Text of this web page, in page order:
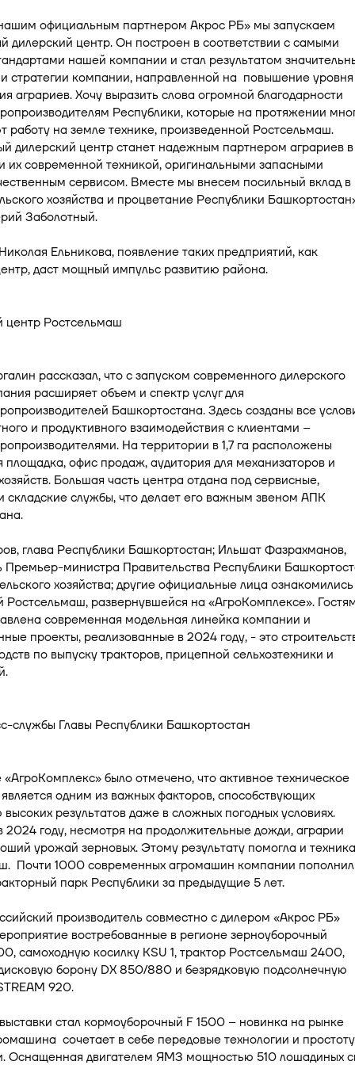
официальным партнером Акрос РБ» мы запускаем
дилерский центр. Он построен в соответствии с самыми
нашей компании и стал результатом
стратегии компании, направленной на повышение уровня
аграриев. Хочу выразить слова огромной благодарности
Республики, которые на протяжении
работу на земле технике, произведенной Ростсельмаш.
дилерский центр станет надежным партнером аграриев в
их современной техникой, оригинальными запасными
сервисом. Вместе мы внесем посильный вклад в
хозяйства и процветание Республики
Заболотный.
Ельникова, появление таких предприятий, как
даст мощный импульс развитию района.
рассказал, что с запуском современного дилерского
расширяет объем и спектр услуг для
Башкортостана. Здесь созданы все
и продуктивного взаимодействия с клиентами –
На территории в 1,7 га расположены
площадка, офис продаж, аудитория для механизаторов и
Большая часть центра отдана под сервисные,
складские службы, что делает его важным звеном АПК
глава Республики Башкортостан; Ильшат Фазрахманов,
Премьер-министра Правительства Республики
хозяйства; другие официальные лица
Ростсельмаш, развернувшейся на «АгроКомплексе».
современная модельная линейка компании и
проекты, реализованные в 2024 году, - это
по выпуску тракторов, прицепной сельхозтехники и
было отмечено, что активное техническое
одним из важных факторов, способствующих
результатов даже в сложных погодных условиях.
году, несмотря на продолжительные дожди, аграрии
урожай зерновых. Этому результату помогла и техника
Почти 1000 современных агромашин компании
парк Республики за предыдущие 5 лет.
производитель совместно с дилером «Акрос РБ»
востребованные в регионе зерноуборочный
самоходную косилку KSU 1, трактор Ростсельмаш 2400,
борону DX 850/880 и безрядковую подсолнечную
920.
стал кормоуборочный F 1500 – новинка на рынке
сочетает в себе передовые технологии и простоту
Оснащенная двигателем ЯМЗ мощностью 510 лошадиных